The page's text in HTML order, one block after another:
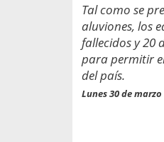
Tal como se
aluviones, los
fallecidos y 20
para permitir
del país.
Lunes 30 de marzo
médicas y
por incapacidad
entregados por la
sobre viajes al extranjero